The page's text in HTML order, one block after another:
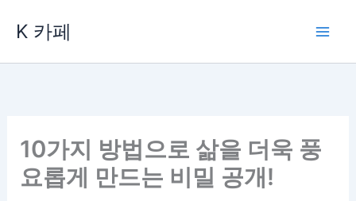
K 카페
10가지 방법으로 삶을 더욱 풍
요롭게 만드는 비밀 공개!